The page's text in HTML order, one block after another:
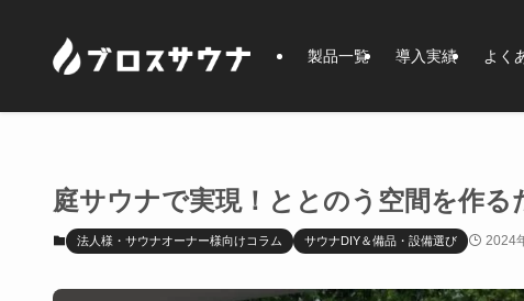
製品一覧 導入実績 よく
庭サウナで実現！ととのう空間を作
法人様・サウナオーナー様向けコラム サウナDIY＆備品・設備選び 2024